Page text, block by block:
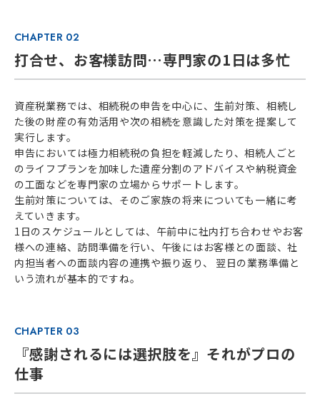
CHAPTER 02
打合せ、お客様訪問…専門家の1日は多忙
資産税業務では、相続税の申告を中心に、生前対策、相続し
た後の財産の有効活用や次の相続を意識した対策を提案して
実行します。
申告においては極力相続税の負担を軽減したり、相続人ごと
のライフプランを加味した遺産分割のアドバイスや納税資金
の工面などを専門家の立場からサポートします。
生前対策については、そのご家族の将来についても一緒に考
えていきます。
1日のスケジュールとしては、午前中に社内打ち合わせやお客
様への連絡、訪問準備を行い、午後にはお客様との面談、社
内担当者への面談内容の連携や振り返り、 翌日の業務準備と
いう流れが基本的ですね。
CHAPTER 03
『感謝されるには選択肢を』それがプロの
仕事